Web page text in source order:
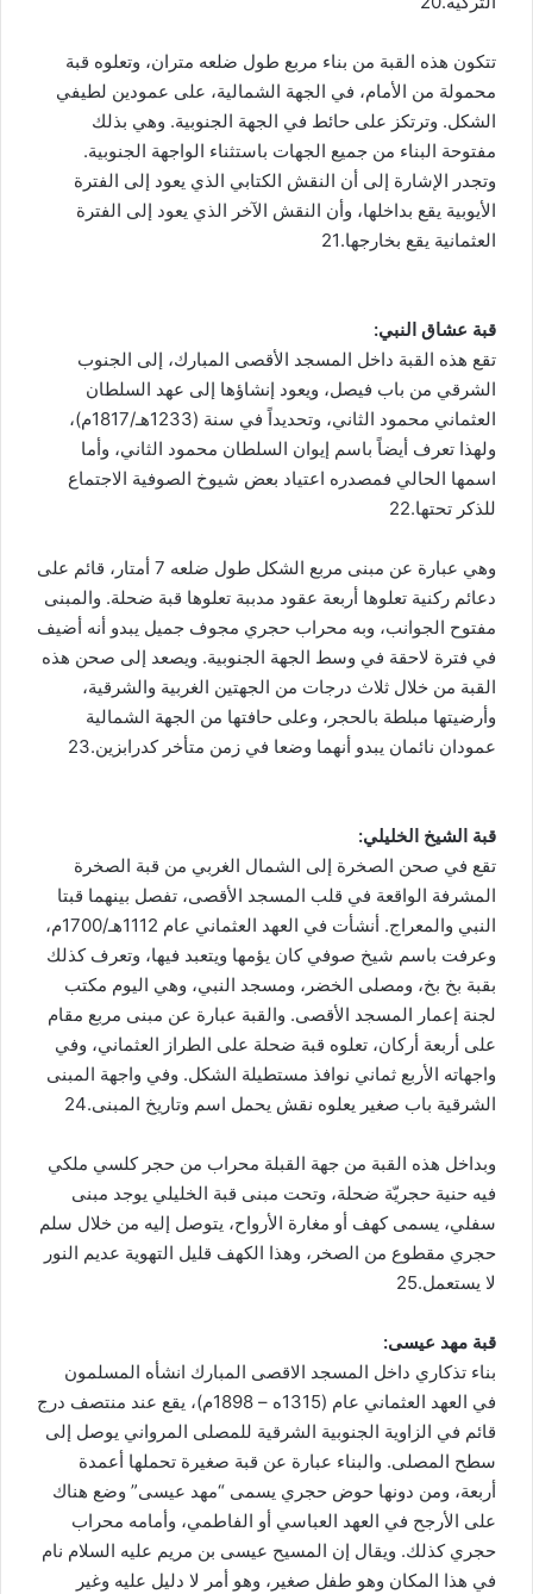
تتكون هذه القبة من بناء مربع طول ضلعه متران، وتعلوه قبة
محمولة من الأمام، في الجهة الشمالية، على عمودين لطيفي
الشكل. وترتكز على حائط في الجهة الجنوبية. وهي بذلك
مفتوحة البناء من جميع الجهات باستثناء الواجهة الجنوبية.
وتجدر الإشارة إلى أن النقش الكتابي الذي يعود إلى الفترة
الأيوبية يقع بداخلها، وأن النقش الآخر الذي يعود إلى الفترة
العثمانية يقع بخارجها.21
قبة عشاق النبي:
تقع هذه القبة داخل المسجد الأقصى المبارك، إلى الجنوب
الشرقي من باب فيصل، ويعود إنشاؤها إلى عهد السلطان
العثماني محمود الثاني، وتحديداً في سنة (1233هـ/1817م)،
ولهذا تعرف أيضاً باسم إيوان السلطان محمود الثاني، وأما
اسمها الحالي فمصدره اعتياد بعض شيوخ الصوفية الاجتماع
للذكر تحتها.22
وهي عبارة عن مبنى مربع الشكل طول ضلعه 7 أمتار، قائم على
دعائم ركنية تعلوها أربعة عقود مدببة تعلوها قبة ضحلة. والمبنى
مفتوح الجوانب، وبه محراب حجري مجوف جميل يبدو أنه أضيف
في فترة لاحقة في وسط الجهة الجنوبية. ويصعد إلى صحن هذه
القبة من خلال ثلاث درجات من الجهتين الغربية والشرقية،
وأرضيتها مبلطة بالحجر، وعلى حافتها من الجهة الشمالية
عمودان نائمان يبدو أنهما وضعا في زمن متأخر كدرابزين.23
قبة الشيخ الخليلي:
تقع في صحن الصخرة إلى الشمال الغربي من قبة الصخرة
المشرفة الواقعة في قلب المسجد الأقصى، تفصل بينهما قبتا
النبي والمعراج. أنشأت في العهد العثماني عام 1112هـ/1700م،
وعرفت باسم شيخ صوفي كان يؤمها ويتعبد فيها، وتعرف كذلك
بقبة بخ بخ، ومصلى الخضر، ومسجد النبي، وهي اليوم مكتب
لجنة إعمار المسجد الأقصى. والقبة عبارة عن مبنى مربع مقام
على أربعة أركان، تعلوه قبة ضحلة على الطراز العثماني، وفي
واجهاته الأربع ثماني نوافذ مستطيلة الشكل. وفي واجهة المبنى
الشرقية باب صغير يعلوه نقش يحمل اسم وتاريخ المبنى.24
وبداخل هذه القبة من جهة القبلة محراب من حجر كلسي ملكي
فيه حنية حجريّة ضحلة، وتحت مبنى قبة الخليلي يوجد مبنى
سفلي، يسمى كهف أو مغارة الأرواح، يتوصل إليه من خلال سلم
حجري مقطوع من الصخر، وهذا الكهف قليل التهوية عديم النور
لا يستعمل.25
قبة مهد عيسى:
بناء تذكاري داخل المسجد الاقصى المبارك انشأه المسلمون
في العهد العثماني عام (1315ه – 1898م)، يقع عند منتصف درج
قائم في الزاوية الجنوبية الشرقية للمصلى المرواني يوصل إلى
سطح المصلى. والبناء عبارة عن قبة صغيرة تحملها أعمدة
أربعة، ومن دونها حوض حجري يسمى “مهد عيسى” وضع هناك
على الأرجح في العهد العباسي أو الفاطمي، وأمامه محراب
حجري كذلك. ويقال إن المسيح عيسى بن مريم عليه السلام نام
في هذا المكان وهو طفل صغير، وهو أمر لا دليل عليه وغير